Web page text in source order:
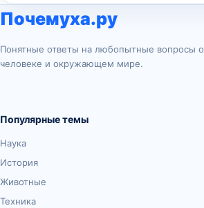
Почемуха.ру
Понятные ответы на любопытные вопросы о
человеке и окружающем мире.
Популярные темы
Наука
История
Животные
Техника